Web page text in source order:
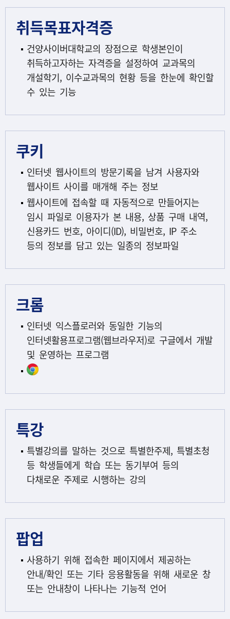
취득목표자격증
건양사이버대학교의 장점으로 학생본인이
취득하고자하는 자격증을 설정하여 교과목의
개설학기, 이수교과목의 현황 등을 한눈에 확인할
수 있는 기능
쿠키
인터넷 웹사이트의 방문기록을 남겨 사용자와
웹사이트 사이를 매개해 주는 정보
웹사이트에 접속할 때 자동적으로 만들어지는
임시 파일로 이용자가 본 내용, 상품 구매 내역,
신용카드 번호, 아이디(ID), 비밀번호, IP 주소
등의 정보를 담고 있는 일종의 정보파일
크롬
인터넷 익스플로러와 동일한 기능의
인터넷활용프로그램(웹브라우저)로 구글에서 개발
및 운영하는 프로그램
특강
특별강의를 말하는 것으로 특별한주제, 특별초청
등 학생들에게 학습 또는 동기부여 등의
다채로운 주제로 시행하는 강의
팝업
사용하기 위해 접속한 페이지에서 제공하는
안내/확인 또는 기타 응용활동을 위해 새로운 창
또는 안내창이 나타나는 기능적 언어